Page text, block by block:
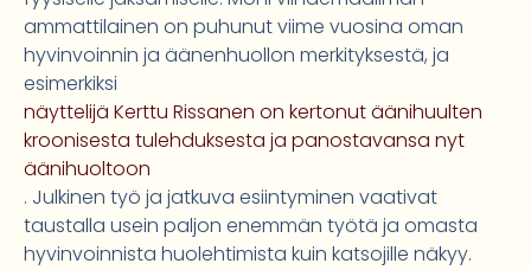
ammattilainen on puhunut viime vuosina oman
hyvinvoinnin ja äänenhuollon merkityksestä, ja
esimerkiksi
näyttelijä Kerttu Rissanen on kertonut äänihuulten
kroonisesta tulehduksesta ja panostavansa nyt
äänihuoltoon
. Julkinen työ ja jatkuva esiintyminen vaativat
taustalla usein paljon enemmän työtä ja omasta
hyvinvoinnista huolehtimista kuin katsojille näkyy.